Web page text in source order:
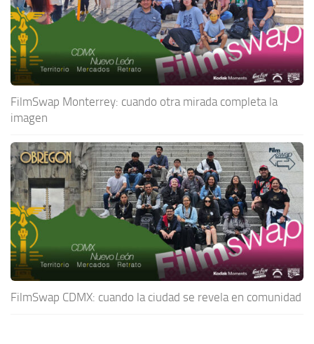
FilmSwap Monterrey: cuando otra mirada completa la
imagen
FilmSwap CDMX: cuando la ciudad se revela en comunidad